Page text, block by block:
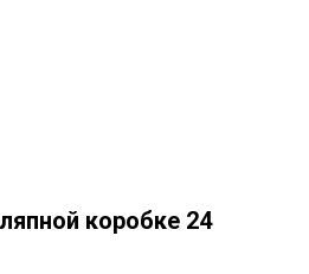
коробке 24